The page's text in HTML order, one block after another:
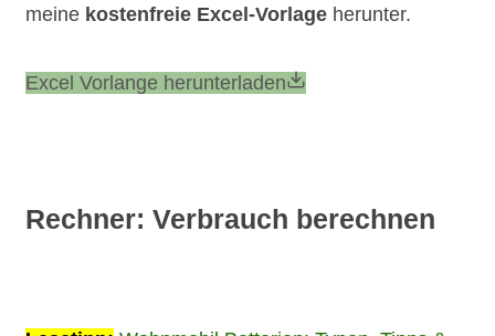
meine kostenfreie Excel-Vorlage herunter.
Excel Vorlange herunterladen
Rechner: Verbrauch berechnen